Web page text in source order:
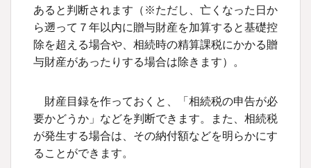
あると判断されます（ ※ただし、亡くなった日か
ら遡って７年以内に贈与財産を加算すると基礎控
除を超える場合や、相続時の精算課税にかかる贈
与財産があったりする場合は除きます）。
財産目録を作っておくと、「相続税の申告が必
要かどうか」などを判断できます。また、相続税
が発生する場合は、その納付額などを明らかにす
ることができます。